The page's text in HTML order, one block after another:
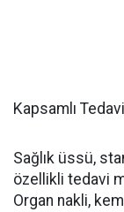
Kapsamlı
Sağlık üssü,
özellikli tedavi
Organ nakli,